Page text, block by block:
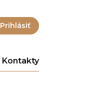
Prihlásiť
Kontakty